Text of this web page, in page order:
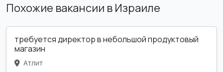
Похожие вакансии в Израиле
требуется директор в небольшой продуктовый
магазин
Атлит